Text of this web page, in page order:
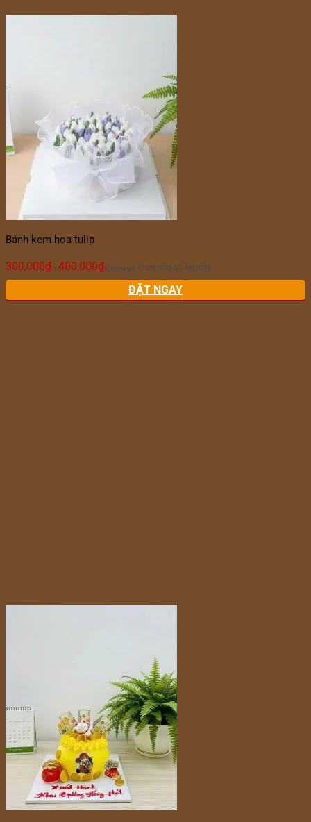
Bánh kem hoa tulip
300,000₫ – 400,000₫ Khoảng giá: từ 300,000₫ đến 400,000₫
ĐẶT NGAY